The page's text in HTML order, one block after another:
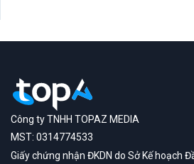
Công ty TNHH TOPAZ MEDIA
MST: 0314774533
Giấy chứng nhận ĐKDN do Sở Kế hoạch